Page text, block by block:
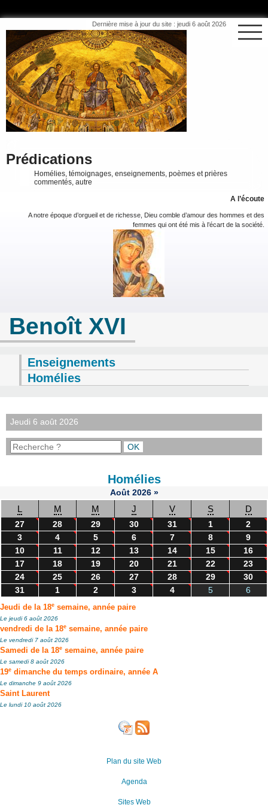
Dernière mise à jour du site : jeudi 6 août 2026
Prédications
Homélies, témoignages, enseignements, poèmes et prières
commentés, autre
A l’écoute
A notre époque d’orgueil et de richesse, Dieu comble d’amour des hommes et des
femmes qui ont été mis à l’écart de la société.
Benoît XVI
Enseignements
Homélies
Jeudi 6 août 2026
Homélies
Août 2026 »
L M M J V S D
27 28 29 30 31 1
2
3
4 5 6 7 8
9
10
11 12 13 14 15
16
17
18 19 20 21 22
23
24
25 26 27 28 29
30
31
1 2 3 4 5 6
Jeudi de la 18e semaine, année paire
Le jeudi 6 août 2026
vendredi de la 18e semaine, année paire
Le vendredi 7 août 2026
Samedi de la 18e semaine, année paire
Le samedi 8 août 2026
19e dimanche du temps ordinaire, année A
Le dimanche 9 août 2026
Saint Laurent
Le lundi 10 août 2026
Plan du site Web
Agenda
Sites Web